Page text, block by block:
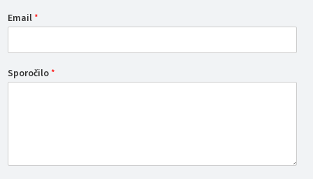
Email *
Sporočilo *